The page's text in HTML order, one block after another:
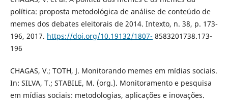
política: proposta metodológica de análise de conteúdo de
memes dos debates eleitorais de 2014. Intexto, n. 38, p. 173-
196, 2017. https://doi.org/10.19132/1807- 8583201738.173-
196
CHAGAS, V.; TOTH, J. Monitorando memes em mídias sociais.
In: SILVA, T.; STABILE, M. (org.). Monitoramento e pesquisa
em mídias sociais: metodologias, aplicações e inovações.